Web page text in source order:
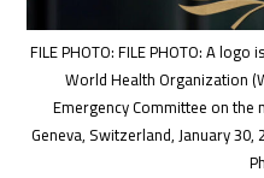
FILE PHOTO: FILE PHOTO: A
World Health Organization
Emergency Committee on
Geneva, Switzerland, January 30,